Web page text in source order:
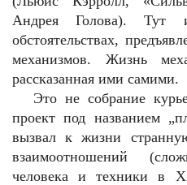
Андрея Голова). Тут
обстоятельствах,
механизмов. Жизнь
рассказанная ими самими.
Это не собрание
проект под названием
вызвал к жизни
взаимоотношений
человека и техники в